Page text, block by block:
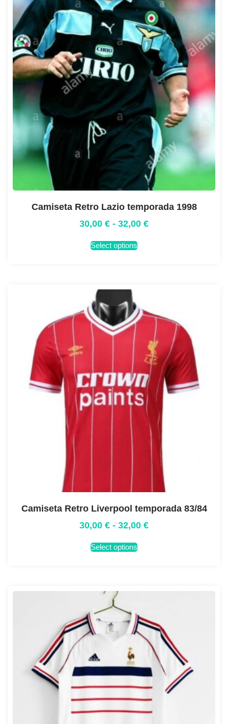
Camiseta Retro Lazio temporada 1998
30,00 € - 32,00 €
Select options
Camiseta Retro Liverpool temporada 83/84
30,00 € - 32,00 €
Select options